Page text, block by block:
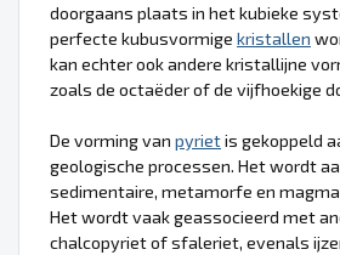
doorgaans plaats in het kubieke
perfecte kubusvormige kristallen
kan echter ook andere kristallijne
zoals de octaëder of de vijfhoekige
De vorming van pyrietis gekoppeld
geologische processen. Het wordt
sedimentaire, metamorfe en
Het wordt vaak geassocieerd met
chalcopyriet of sfaleriet, evenals